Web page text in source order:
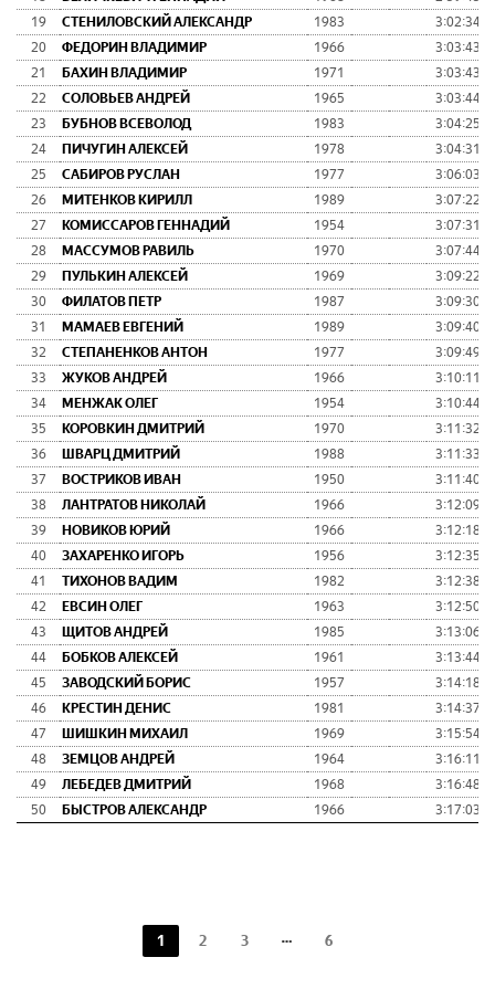
19
СТЕНИЛОВСКИЙ АЛЕКСАНДР 1983
3:02:34
20
ФЕДОРИН ВЛАДИМИР 1966
3:03:43
21
БАХИН ВЛАДИМИР 1971
3:03:43
22
СОЛОВЬЕВ АНДРЕЙ 1965
3:03:44
23
БУБНОВ ВСЕВОЛОД 1983
3:04:25
24
ПИЧУГИН АЛЕКСЕЙ 1978
3:04:31
25
САБИРОВ РУСЛАН 1977
3:06:03
26
МИТЕНКОВ КИРИЛЛ 1989
3:07:22
27
КОМИССАРОВ ГЕННАДИЙ 1954
3:07:31
28
МАССУМОВ РАВИЛЬ 1970
3:07:44
29
ПУЛЬКИН АЛЕКСЕЙ 1969
3:09:22
30
ФИЛАТОВ ПЕТР 1987
3:09:30
31
МАМАЕВ ЕВГЕНИЙ 1989
3:09:40
32
СТЕПАНЕНКОВ АНТОН 1977
3:09:49
33
ЖУКОВ АНДРЕЙ 1966
3:10:11
34
МЕНЖАК ОЛЕГ 1954
3:10:44
35
КОРОВКИН ДМИТРИЙ 1970
3:11:32
36
ШВАРЦ ДМИТРИЙ 1988
3:11:33
37
ВОСТРИКОВ ИВАН 1950
3:11:40
38
ЛАНТРАТОВ НИКОЛАЙ 1966
3:12:09
39
НОВИКОВ ЮРИЙ 1966
3:12:18
40
ЗАХАРЕНКО ИГОРЬ 1956
3:12:35
41
ТИХОНОВ ВАДИМ 1982
3:12:38
42
ЕВСИН ОЛЕГ 1963
3:12:50
43
ЩИТОВ АНДРЕЙ 1985
3:13:06
44
БОБКОВ АЛЕКСЕЙ 1961
3:13:44
45
ЗАВОДСКИЙ БОРИС 1957
3:14:18
46
КРЕСТИН ДЕНИС 1981
3:14:37
47
ШИШКИН МИХАИЛ 1969
3:15:54
48
ЗЕМЦОВ АНДРЕЙ 1964
3:16:11
49
ЛЕБЕДЕВ ДМИТРИЙ 1968
3:16:48
50
БЫСТРОВ АЛЕКСАНДР 1966 3:17:03
1 2 3 6